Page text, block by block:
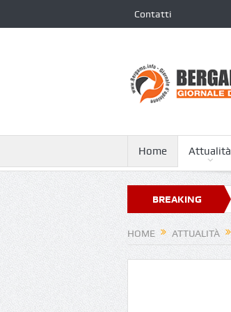
Contatti
Home Attualità
BREAKING
NEWS
XXIII nella classifica dei 250 ospedali più green
HOME ATTUALITÀ